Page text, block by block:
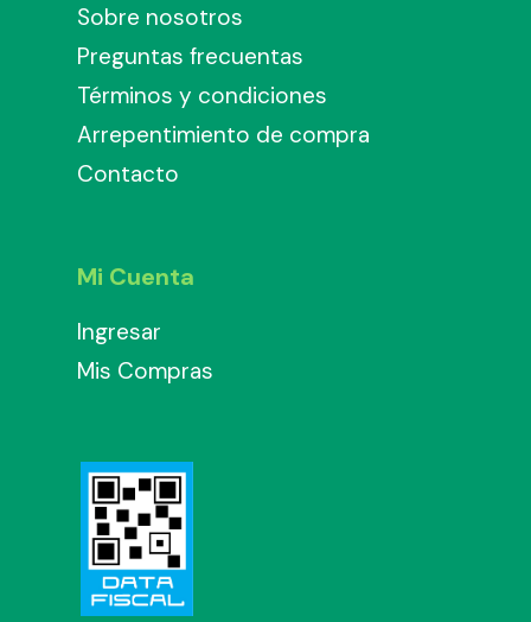
Sobre nosotros
Preguntas frecuentas
Términos y condiciones
Arrepentimiento de compra
Contacto
Mi Cuenta
Ingresar
Mis Compras